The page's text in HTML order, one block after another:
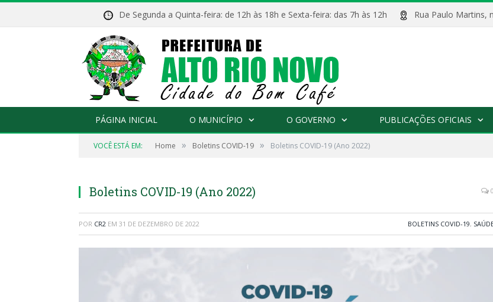
De Segunda a Quinta-feira: de 12h às 18h e Sexta-feira: das 7h às 12h Rua Paulo
PÁGINA INICIAL O MUNICÍPIO O GOVERNO PUBLICAÇÕES OFICIAIS
VOCÊ ESTÁ EM: Home » Boletins COVID-19 » Boletins COVID-19 (Ano 2022)
Boletins COVID-19 (Ano 2022) 0
POR CR2 EM 31 DE DEZEMBRO DE 2022 BOLETINS COVID-19,